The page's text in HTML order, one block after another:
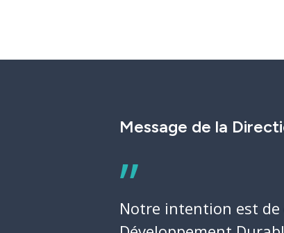
Message de la
”
Notre intention est de